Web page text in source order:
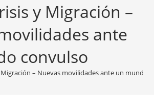
y Migración –
ante
convulso
Migración – Nuevas movilidades ante un mundo